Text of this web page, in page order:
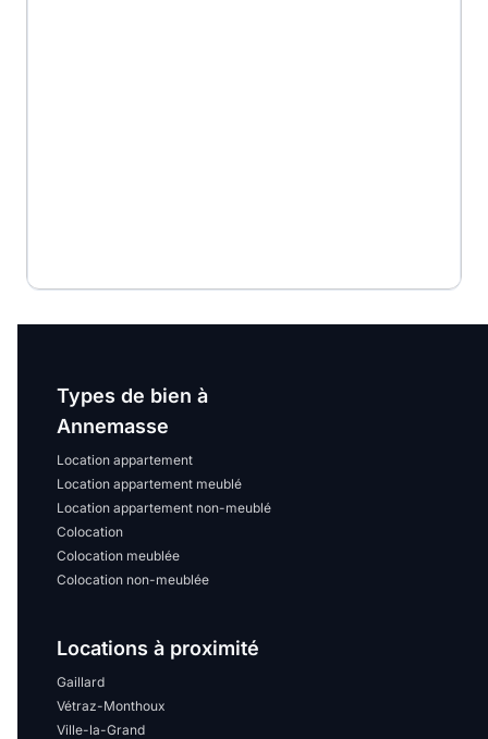
D
E
Types de bien à
Annemasse
Location appartement
Location appartement meublé
Location appartement non-meublé
Colocation
Colocation meublée
Colocation non-meublée
Locations à proximité
Gaillard
Vétraz-Monthoux
Ville-la-Grand